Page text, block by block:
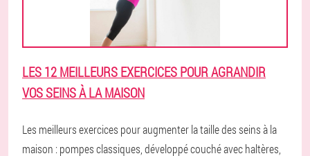
LES 12 MEILLEURS EXERCICES POUR AGRANDIR
VOS SEINS À LA MAISON
Les meilleurs exercices pour augmenter la taille des seins à la
maison : pompes classiques, développé couché avec haltères,